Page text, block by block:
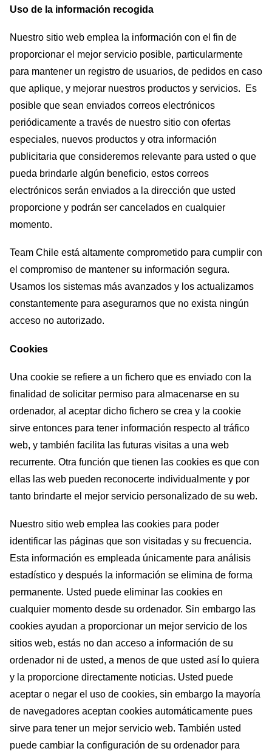
Uso de la información recogida
Nuestro sitio web emplea la información con el fin de
proporcionar el mejor servicio posible, particularmente
para mantener un registro de usuarios, de pedidos en caso
que aplique, y mejorar nuestros productos y servicios. Es
posible que sean enviados correos electrónicos
periódicamente a través de nuestro sitio con ofertas
especiales, nuevos productos y otra información
publicitaria que consideremos relevante para usted o que
pueda brindarle algún beneficio, estos correos
electrónicos serán enviados a la dirección que usted
proporcione y podrán ser cancelados en cualquier
momento.
Team Chile está altamente comprometido para cumplir con
el compromiso de mantener su información segura.
Usamos los sistemas más avanzados y los actualizamos
constantemente para asegurarnos que no exista ningún
acceso no autorizado.
Cookies
Una cookie se refiere a un fichero que es enviado con la
finalidad de solicitar permiso para almacenarse en su
ordenador, al aceptar dicho fichero se crea y la cookie
sirve entonces para tener información respecto al tráfico
web, y también facilita las futuras visitas a una web
recurrente. Otra función que tienen las cookies es que con
ellas las web pueden reconocerte individualmente y por
tanto brindarte el mejor servicio personalizado de su web.
Nuestro sitio web emplea las cookies para poder
identificar las páginas que son visitadas y su frecuencia.
Esta información es empleada únicamente para análisis
estadístico y después la información se elimina de forma
permanente. Usted puede eliminar las cookies en
cualquier momento desde su ordenador. Sin embargo las
cookies ayudan a proporcionar un mejor servicio de los
sitios web, estás no dan acceso a información de su
ordenador ni de usted, a menos de que usted así lo quiera
y la proporcione directamente noticias. Usted puede
aceptar o negar el uso de cookies, sin embargo la mayoría
de navegadores aceptan cookies automáticamente pues
sirve para tener un mejor servicio web. También usted
puede cambiar la configuración de su ordenador para